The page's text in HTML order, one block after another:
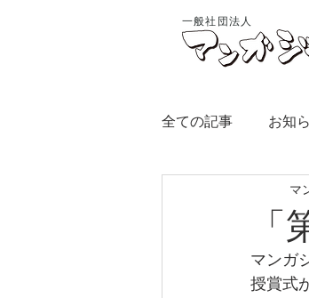
一般社団法人
全ての記事 お知
マ
マンガ
授賞式